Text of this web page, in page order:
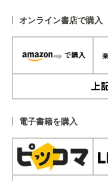
オンライン書店で購入
電子書籍を購入